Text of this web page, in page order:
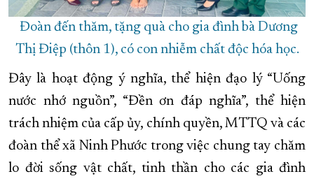
Đoàn đến thăm, tặng quà cho gia đình bà Dương
Thị Điệp (thôn 1), có con nhiễm chất độc hóa học.
Đây là hoạt động ý nghĩa, thể hiện đạo lý “Uống
nước nhớ nguồn”, “Đền ơn đáp nghĩa”, thể hiện
trách nhiệm của cấp ủy, chính quyền, MTTQ và các
đoàn thể xã Ninh Phước trong việc chung tay chăm
lo đời sống vật chất, tinh thần cho các gia đình